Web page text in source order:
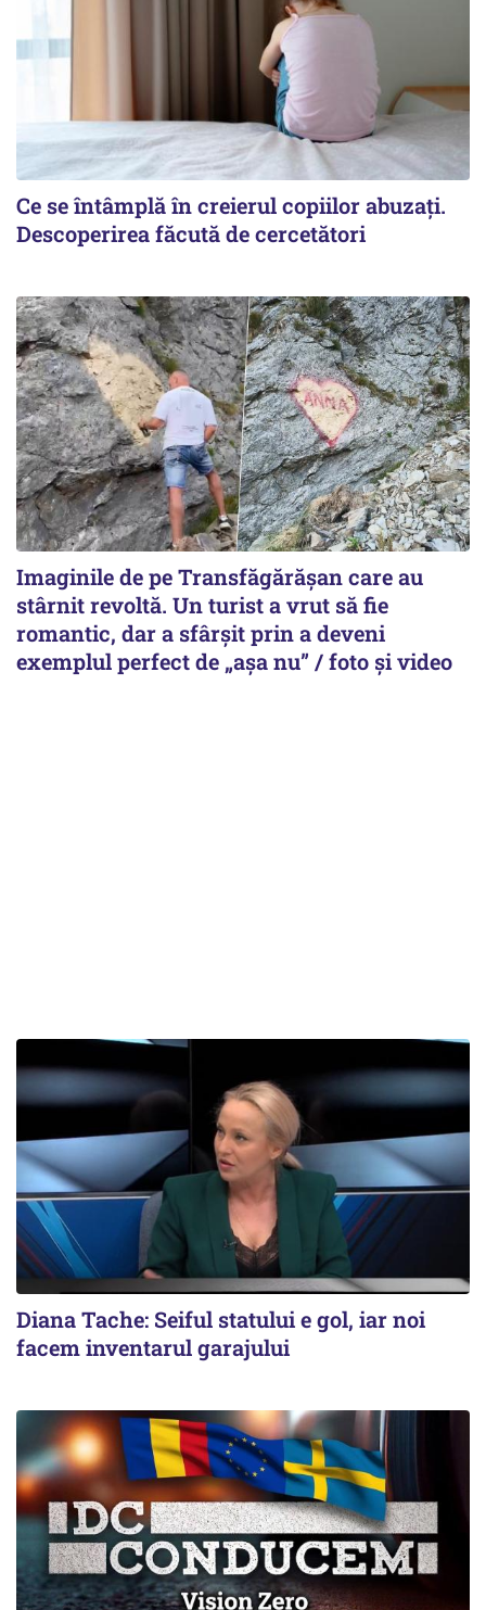
Ce se întâmplă în creierul copiilor abuzați.
Descoperirea făcută de cercetători
Imaginile de pe Transfăgărășan care au
stârnit revoltă. Un turist a vrut să fie
romantic, dar a sfârșit prin a deveni
exemplul perfect de „așa nu” / foto și video
Diana Tache: Seiful statului e gol, iar noi
facem inventarul garajului